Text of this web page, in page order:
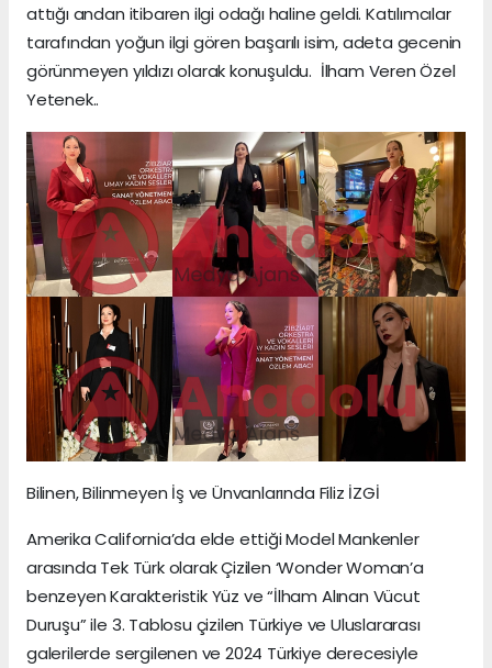
attığı andan itibaren ilgi odağı haline geldi. Katılımcılar
tarafından yoğun ilgi gören başarılı isim, adeta gecenin
görünmeyen yıldızı olarak konuşuldu. İlham Veren Özel
Yetenek..
Bilinen, Bilinmeyen İş ve Ünvanlarında Filiz İZGİ
Amerika California’da elde ettiği Model Mankenler
arasında Tek Türk olarak Çizilen ‘Wonder Woman’a
benzeyen Karakteristik Yüz ve “İlham Alınan Vücut
Duruşu” ile 3. Tablosu çizilen Türkiye ve Uluslararası
galerilerde sergilenen ve 2024 Türkiye derecesiyle